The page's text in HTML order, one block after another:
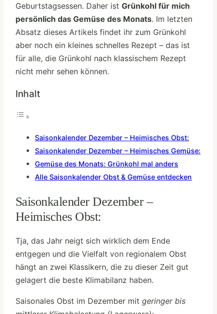
Geburtstagsessen. Daher ist Grünkohl für mich
persönlich das Gemüse des Monats. Im letzten
Absatz dieses Artikels findet ihr zum Grünkohl
aber noch ein kleines schnelles Rezept – das ist
für alle, die Grünkohl nach klassischem Rezept
nicht mehr sehen können.
Inhalt
Saisonkalender Dezember – Heimisches Obst:
Saisonkalender Dezember – Heimisches Gemüse:
Gemüse des Monats: Grünkohl mal anders
Alle Saisonkalender Obst & Gemüse entdecken
Saisonkalender Dezember –
Heimisches Obst:
Tja, das Jahr neigt sich wirklich dem Ende
entgegen und die Vielfalt von regionalem Obst
hängt an zwei Klassikern, die zu dieser Zeit gut
gelagert die beste Klimabilanz haben.
Saisonales Obst im Dezember mit geringer bis